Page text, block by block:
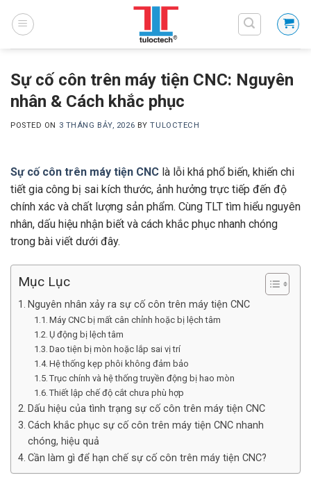
Sự cố côn trên máy tiện CNC: Nguyên
nhân & Cách khắc phục
POSTED ON 3 THÁNG BẢY, 2026 BYTULOCTECH
Sự cố côn trên máy tiện CNC là lỗi khá phổ biến, khiến chi
tiết gia công bị sai kích thước, ảnh hưởng trực tiếp đến độ
chính xác và chất lượng sản phẩm. Cùng TLT tìm hiểu nguyên
nhân, dấu hiệu nhận biết và cách khắc phục nhanh chóng
trong bài viết dưới đây.
Mục Lục
Nguyên nhân xảy ra sự cố côn trên máy tiện CNC
Máy CNC bị mất cân chỉnh hoặc bị lệch tâm
Ụ động bị lệch tâm
Dao tiện bị mòn hoặc lắp sai vị trí
Hệ thống kẹp phôi không đảm bảo
Trục chính và hệ thống truyền động bị hao mòn
Thiết lập chế độ cắt chưa phù hợp
Dấu hiệu của tình trạng sự cố côn trên máy tiện CNC
Cách khắc phục sự cố côn trên máy tiện CNC nhanh
chóng, hiệu quả
Cần làm gì để hạn chế sự cố côn trên máy tiện CNC?